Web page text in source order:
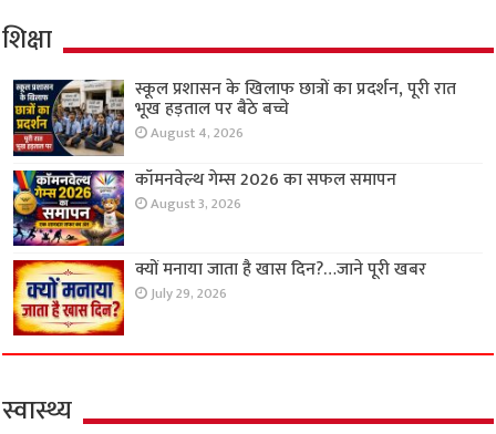
शिक्षा
स्कूल प्रशासन के खिलाफ छात्रों का प्रदर्शन, पूरी रात
भूख हड़ताल पर बैठे बच्चे
August 4, 2026
कॉमनवेल्थ गेम्स 2026 का सफल समापन
August 3, 2026
क्यों मनाया जाता है खास दिन?…जाने पूरी खबर
July 29, 2026
स्वास्थ्य